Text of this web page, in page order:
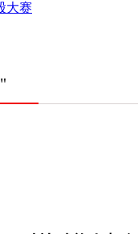
大赛
"